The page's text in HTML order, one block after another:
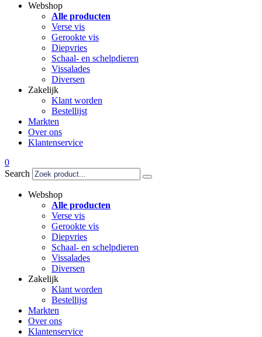
Webshop
Alle producten
Verse vis
Gerookte vis
Diepvries
Schaal- en schelpdieren
Vissalades
Diversen
Zakelijk
Klant worden
Bestellijst
Markten
Over ons
Klantenservice
0
Search
Webshop
Alle producten
Verse vis
Gerookte vis
Diepvries
Schaal- en schelpdieren
Vissalades
Diversen
Zakelijk
Klant worden
Bestellijst
Markten
Over ons
Klantenservice